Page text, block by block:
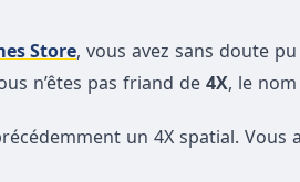
Store, vous avez sans doute
n’êtes pas friand de 4X, le
un 4X spatial. Vous